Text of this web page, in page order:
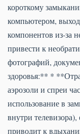
короткому
компьютером,
компонентов из-за
привести к
фотографий,
здоровья:** *
аэрозоли и спреи
использование в
внутри
приводит к